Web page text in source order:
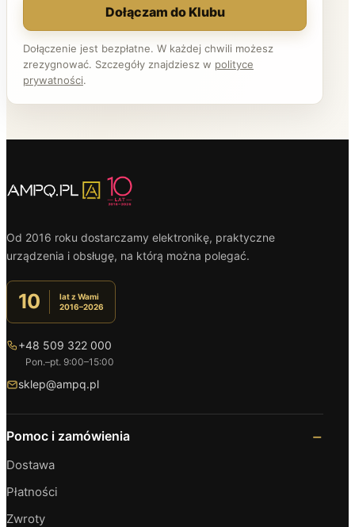
Dołączam do Klubu
Dołączenie jest bezpłatne. W każdej chwili możesz
zrezygnować. Szczegóły znajdziesz w polityce
prywatności.
Od 2016 roku dostarczamy elektronikę, praktyczne
urządzenia i obsługę, na którą można polegać.
10
lat z Wami
2016–2026
+48 509 322 000
Pon.–pt. 9:00–15:00
sklep@ampq.pl
Pomoc i zamówienia
Dostawa
Płatności
Zwroty